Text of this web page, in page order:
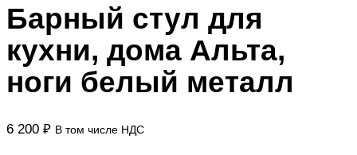
Барный стул для
кухни, дома Альта,
ноги белый металл
6 200 ₽ В том числе НДС